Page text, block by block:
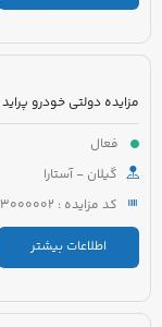
فعال
گیلان - آستارا
کد مزایده : 5221008463000002
اطلاعات بیشتر